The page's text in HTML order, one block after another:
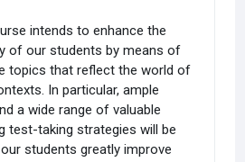
intends to enhance the
of our students by means of
topics that reflect the world of
In particular, ample
a wide range of valuable
test-taking strategies will be
students greatly improve